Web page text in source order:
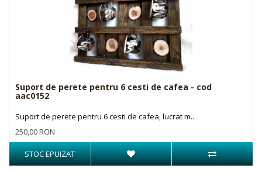
Suport de perete pentru 6 cesti de cafea - cod
aac0152
Suport de perete pentru 6 cesti de cafea, lucrat m..
250,00 RON
STOC EPUIZAT